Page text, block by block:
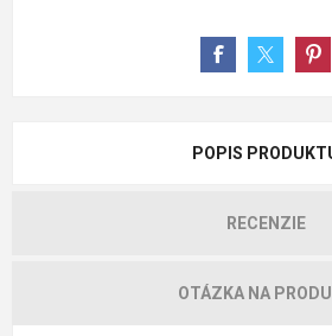
POPIS
RECENZIE
OTÁZKA NA